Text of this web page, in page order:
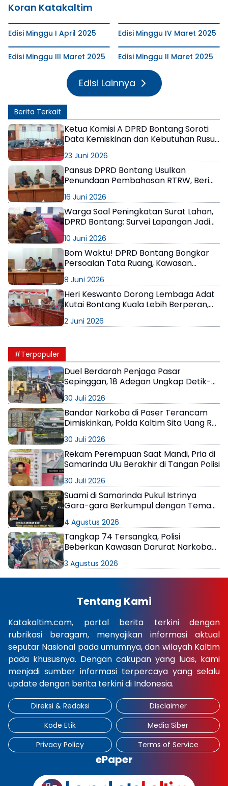
Koran Katakaltim
Edisi Minggu I April 2025 Edisi Minggu IV Maret 2025
Edisi Minggu III Maret 2025 Edisi Minggu II Maret 2025
Edisi Lainnya
Berita Terkait
Ketua Komisi A DPRD Bontang Soroti
Data Kemiskinan dan Kebutuhan Rusun
Industri
23 Juni 2026
Pansus DPRD Bontang Usulkan
Penundaan Pembahasan RTRW, Beri
16 Juni 2026
Warga Soal Peningkatan Surat Lahan,
DPRD Bontang: Survei Lapangan Jadi
10 Juni 2026
Bom Waktu! DPRD Bontang Bongkar
Persoalan Tata Ruang, Kawasan
8 Juni 2026
Heri Keswanto Dorong Lembaga Adat
Kutai Bontang Kuala Lebih Berperan,
Pemerintah
2 Juni 2026
#Terpopuler
Duel Berdarah Penjaga Pasar
Sepinggan, 18 Adegan Ungkap Detik-
30 Juli 2026
Bandar Narkoba di Paser Terancam
Dimiskinkan, Polda Kaltim Sita Uang Rp1
30 Juli 2026
Rekam Perempuan Saat Mandi, Pria di
Samarinda Ulu Berakhir di Tangan Polisi
30 Juli 2026
Suami di Samarinda Pukul Istrinya
Gara-gara Berkumpul dengan Teman
4 Agustus 2026
Tangkap 74 Tersangka, Polisi
Beberkan Kawasan Darurat Narkoba
3 Agustus 2026
Tentang Kami
Katakaltim.com, portal berita terkini dengan
rubrikasi beragam, menyajikan informasi aktual
seputar Nasional pada umumnya, dan wilayah Kaltim
pada khususnya. Dengan cakupan yang luas, kami
menjadi sumber informasi terpercaya yang selalu
update dengan berita terkini di Indonesia.
Direksi & Redaksi
Disclaimer
Kode Etik
Media Siber
Privacy Policy
Terms of Service
ePaper